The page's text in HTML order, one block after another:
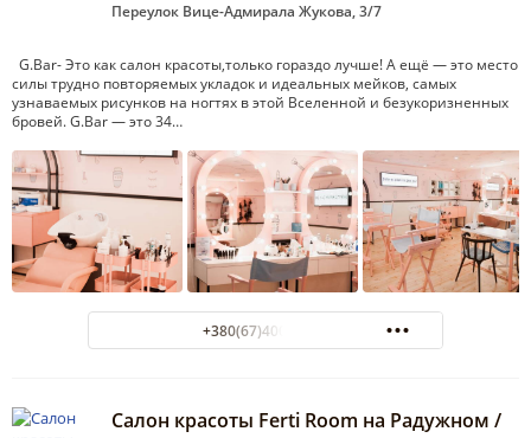
Переулок Вице-Адмирала Жукова, 3/7
G.Bar- Это как салон красоты,только гораздо лучше! А ещё — это место
силы трудно повторяемых укладок и идеальных мейков, самых
узнаваемых рисунков на ногтях в этой Вселенной и безукоризненных
бровей. G.Bar — это 34…
+380(67)400-81-11
Салон красоты Ferti Room на Радужном /